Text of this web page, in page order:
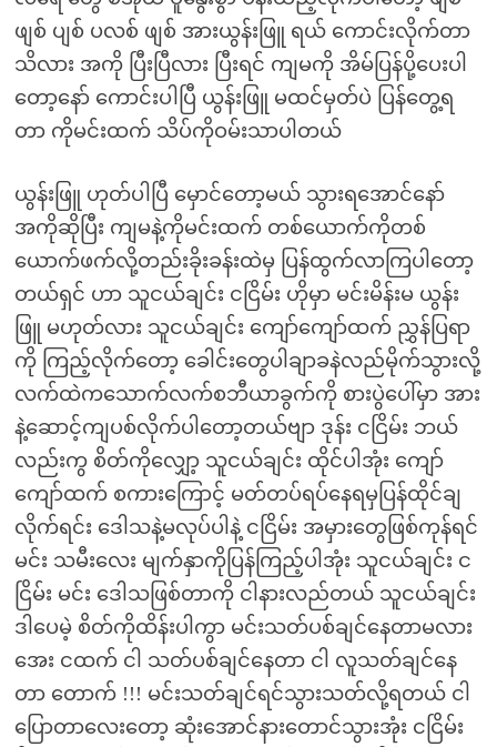
ဖျစ် ပျစ် ပလစ် ဖျစ် အားယွန်းဖြူ ရယ် ကောင်းလိုက်တာ
သိလား အကို ပြီးပြီလား ပြီးရင် ကျမကို အိမ်ပြန်ပို့ပေးပါ
တော့နော် ကောင်းပါပြီ ယွန်းဖြူ မထင်မှတ်ပဲ ပြန်တွေ့ရ
တာ ကိုမင်းထက် သိပ်ကိုဝမ်းသာပါတယ်
ယွန်းဖြူ ဟုတ်ပါပြီ မှောင်တော့မယ် သွားရအောင်နော်
အကိုဆိုပြီး ကျမနဲ့ကိုမင်းထက် တစ်ယောက်ကိုတစ်
ယောက်ဖက်လို့တည်းခိုးခန်းထဲမှ ပြန်ထွက်လာကြပါတော့
တယ်ရှင် ဟာ သူငယ်ချင်း ငငြိမ်း ဟိုမှာ မင်းမိန်းမ ယွန်း
ဖြူ မဟုတ်လား သူငယ်ချင်း ကျော်ကျော်ထက် ညွှန်ပြရာ
ကို ကြည့်လိုက်တော့ ခေါင်းတွေပါချာခနဲလည်မိုက်သွားလို့
လက်ထဲကသောက်လက်စဘီယာခွက်ကို စားပွဲပေါ်မှာ အား
နဲ့ဆောင့်ကျပစ်လိုက်ပါတော့တယ်ဗျာ ဒုန်း ငငြိမ်း ဘယ်
လည်းကွ စိတ်ကိုလျှော့ သူငယ်ချင်း ထိုင်ပါအုံး ကျော်
ကျော်ထက် စကားကြောင့် မတ်တပ်ရပ်နေရမှပြန်ထိုင်ချ
လိုက်ရင်း ဒေါသနဲ့မလုပ်ပါနဲ့ ငငြိမ်း အမှားတွေဖြစ်ကုန်ရင်
မင်း သမီးလေး မျက်နှာကိုပြန်ကြည့်ပါအုံး သူငယ်ချင်း င
ငြိမ်း မင်း ဒေါသဖြစ်တာကို ငါနားလည်တယ် သူငယ်ချင်း
ဒါပေမဲ့ စိတ်ကိုထိန်းပါကွာ မင်းသတ်ပစ်ချင်နေတာမလား
အေး ငထက် ငါ သတ်ပစ်ချင်နေတာ ငါ လူသတ်ချင်နေ
တာ တောက် !!! မင်းသတ်ချင်ရင်သွားသတ်လို့ရတယ် ငါ
ပြောတာလေးတော့ ဆုံးအောင်နားတောင်သွားအုံး ငငြိမ်း